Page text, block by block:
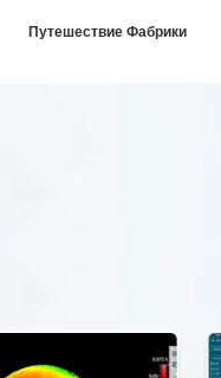
Путешествие Фабрики